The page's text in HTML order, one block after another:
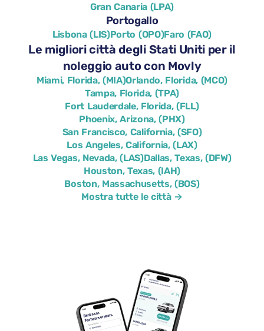
Gran Canaria (LPA)
Portogallo
Lisbona (LIS)Porto (OPO)Faro (FAO)
Le migliori città degli Stati Uniti per il
noleggio auto con Movly
Miami, Florida, (MIA)Orlando, Florida, (MCO)
Tampa, Florida, (TPA)
Fort Lauderdale, Florida, (FLL)
Phoenix, Arizona, (PHX)
San Francisco, California, (SFO)
Los Angeles, California, (LAX)
Las Vegas, Nevada, (LAS)Dallas, Texas, (DFW)
Houston, Texas, (IAH)
Boston, Massachusetts, (BOS)
Mostra tutte le città →